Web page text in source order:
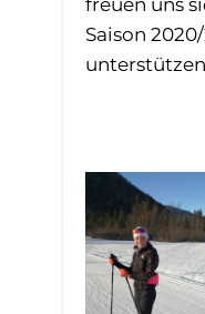
freuen uns
Saison